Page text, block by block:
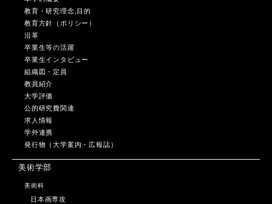
教育・研究理念,目的
教育方針（ポリシー）
沿革
卒業生等の活躍
卒業生インタビュー
組織図・定員
教員紹介
大学評価
公的研究費関連
求人情報
学外連携
発行物（大学案内・広報誌）
美術学部
美術科
日本画専攻